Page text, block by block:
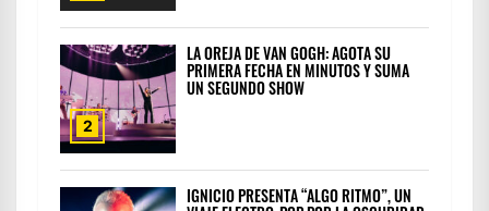
2
LA OREJA DE VAN GOGH: AGOTA SU
PRIMERA FECHA EN MINUTOS Y SUMA
UN SEGUNDO SHOW
IGNICIO PRESENTA “ALGO RITMO”, UN